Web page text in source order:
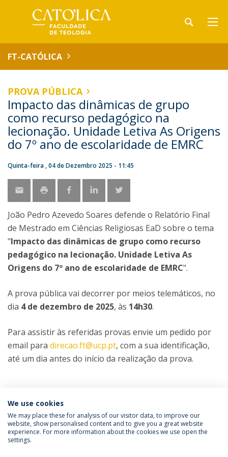
FT-CATÓLICA
PROVA PÚBLICA
Impacto das dinâmicas de grupo
como recurso pedagógico na
lecionação. Unidade Letiva As Origens
do 7º ano de escolaridade de EMRC
Quinta-feira , 04 de Dezembro 2025 - 11:45
João Pedro Azevedo Soares defende o Relatório Final
de Mestrado em Ciências Religiosas EaD sobre o tema
"Impacto das dinâmicas de grupo como recurso
pedagógico na lecionação. Unidade Letiva As
Origens do 7º ano de escolaridade de EMRC".
A prova pública vai decorrer por meios telemáticos, no
dia 4 de dezembro de 2025, às 14h30.
Para assistir às referidas provas envie um pedido por
email para direcao.ft@ucp.pt, com a sua identificação,
até um dia antes do início da realização da prova.
Mestrado em Ciências Religiosas
Política de Privacidade
Termos & Condições
We use cookies
We may place these for analysis of our visitor data, to improve our
website, show personalised content and to give you a great website
experience. For more information about the cookies we use open the
settings.